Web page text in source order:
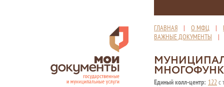
ГЛАВНАЯ | О МФЦ |
ВАЖНЫЕ ДОКУМЕНТЫ
Единый колл-центр: 122с